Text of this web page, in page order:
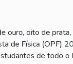
ouro, oito de
de Física (OPF)
de todo o